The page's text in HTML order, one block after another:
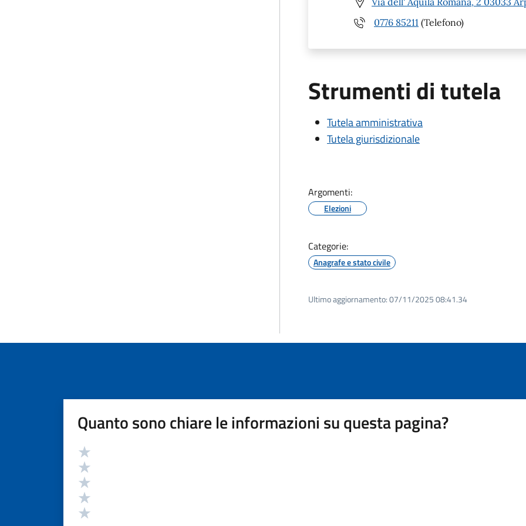
0776 85211 (Telefono)
Strumenti di tutela
Tutela amministrativa
Tutela giurisdizionale
Argomenti:
Elezioni
Categorie:
Anagrafe e stato civile
Ultimo aggiornamento:07/11/2025 08:41.34
Quanto sono chiare le informazioni su questa pagina?
Valutazione